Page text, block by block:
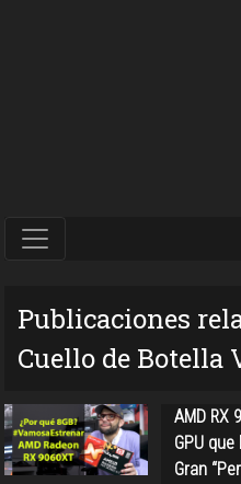
Publicaciones
Cuello de Botella
AMD RX
GPU
Gran